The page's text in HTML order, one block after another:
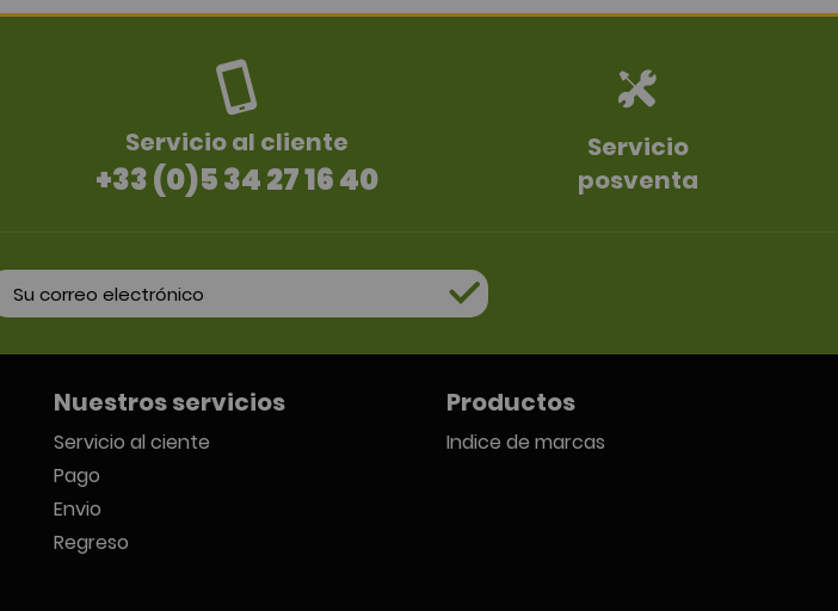
Servicio al cliente
+33 (0)5 34 27 16 40
Servicio
posventa
Nuestros servicios
Servicio al ciente
Pago
Envio
Regreso
Productos
Indice de marcas